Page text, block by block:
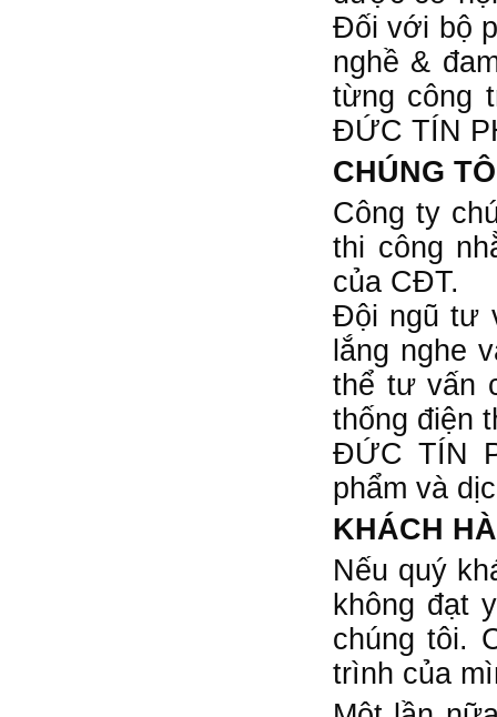
Đối với bộ
nghề &
từng công
ĐỨC TÍN
CHÚNG
Công ty
thi công
của CĐT.
Đội ngũ tư
lắng nghe
thể tư vấn
thống điện
ĐỨC TÍN
phẩm và
KHÁCH
Nếu quý
không đạt
chúng tôi.
trình của